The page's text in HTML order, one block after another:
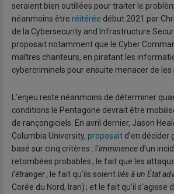
seraient bien outillées pour traiter le
néanmoins être réitérée début 2021 par
de la Cybersecurity and Infrastructure
proposait notamment que le Cyber
maîtres chanteurs, en piratant les
cybercriminels pour ensuite menacer de les
L’enjeu reste néanmoins de déterminer
conditions le Pentagone devrait être
de rançongiciels. En avril dernier, Jason
Columbia University, proposait d’en décider
basé sur cinq critères : l’imminence d’un
retombées probables ; le fait que les
l’étranger; le fait qu’ils soientliés à un État
Corée du Nord, Iran) ; et le fait qu’il s’agisse